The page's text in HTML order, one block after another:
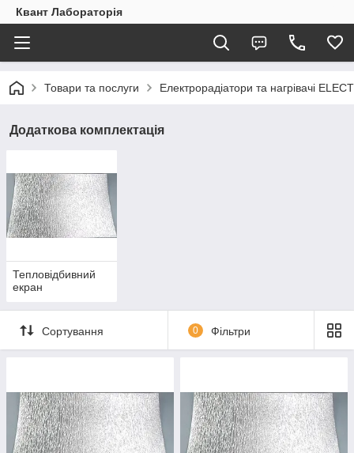
Квант Лабораторія
Товари та послуги Електрорадіатори та нагрівачі
Додаткова комплектація
Тепловідбивний
екран
Сортування 0 Фільтри